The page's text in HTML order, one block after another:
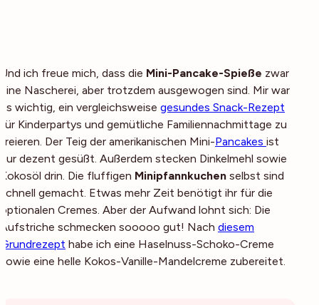
Und ich freue mich, dass die Mini-Pancake-Spieße zwar
eine Nascherei, aber trotzdem ausgewogen sind. Mir war
es wichtig, ein vergleichsweise gesundes Snack-Rezept
für Kinderpartys und gemütliche Familiennachmittage zu
kreieren. Der Teig der amerikanischen Mini-Pancakes ist
nur dezent gesüßt. Außerdem stecken Dinkelmehl sowie
Kokosöl drin. Die fluffigen Minipfannkuchen selbst sind
schnell gemacht. Etwas mehr Zeit benötigt ihr für die
optionalen Cremes. Aber der Aufwand lohnt sich: Die
Aufstriche schmecken sooooo gut! Nach diesem
Grundrezept habe ich eine Haselnuss-Schoko-Creme
sowie eine helle Kokos-Vanille-Mandelcreme zubereitet.